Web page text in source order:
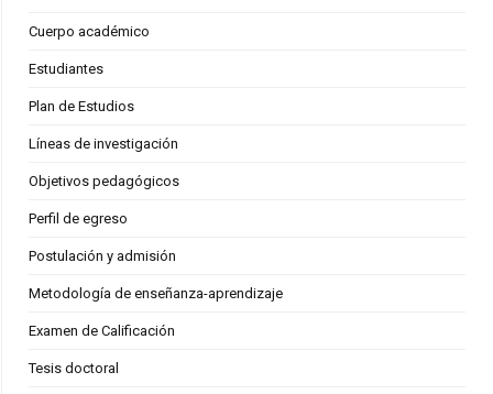
Cuerpo académico
Estudiantes
Plan de Estudios
Líneas de investigación
Objetivos pedagógicos
Perfil de egreso
Postulación y admisión
Metodología de enseñanza-aprendizaje
Examen de Calificación
Tesis doctoral